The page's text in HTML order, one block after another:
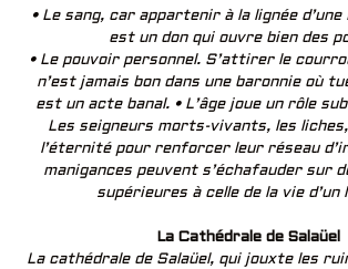
• Le sang, car appartenir à la lignée
est un don qui ouvre bien des
• Le pouvoir personnel. S’attirer le
n’est jamais bon dans une baronnie où
est un acte banal. • L’âge joue un rôle
Les seigneurs morts-vivants, les
l’éternité pour renforcer leur réseau
manigances peuvent s’échafauder sur
supérieures à celle de la vie d’un
La Cathédrale de Salaüel
La cathédrale de Salaüel, qui jouxte les